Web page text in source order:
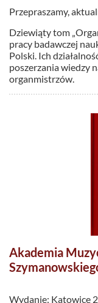
Przepraszamy,
Dziewiąty tom
pracy badawczej
Polski. Ich
poszerzania wiedzy
organmistrzów.
Akademia
Wydanie: Katowice